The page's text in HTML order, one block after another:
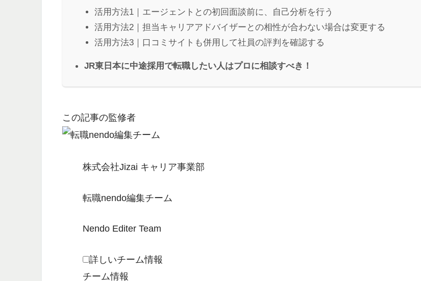
活用方法1｜エージェントとの初回面談前に、自己分析を行う
活用方法2｜担当キャリアアドバイザーとの相性が合わない場合は変更する
活用方法3｜口コミサイトも併用して社員の評判を確認する
JR東日本に中途採用で転職したい人はプロに相談すべき！
この記事の監修者
株式会社Jizai キャリア事業部
転職nendo編集チーム
Nendo Editer Team
詳しいチーム情報
チーム情報